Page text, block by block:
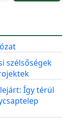
szélsőségek
Így térül